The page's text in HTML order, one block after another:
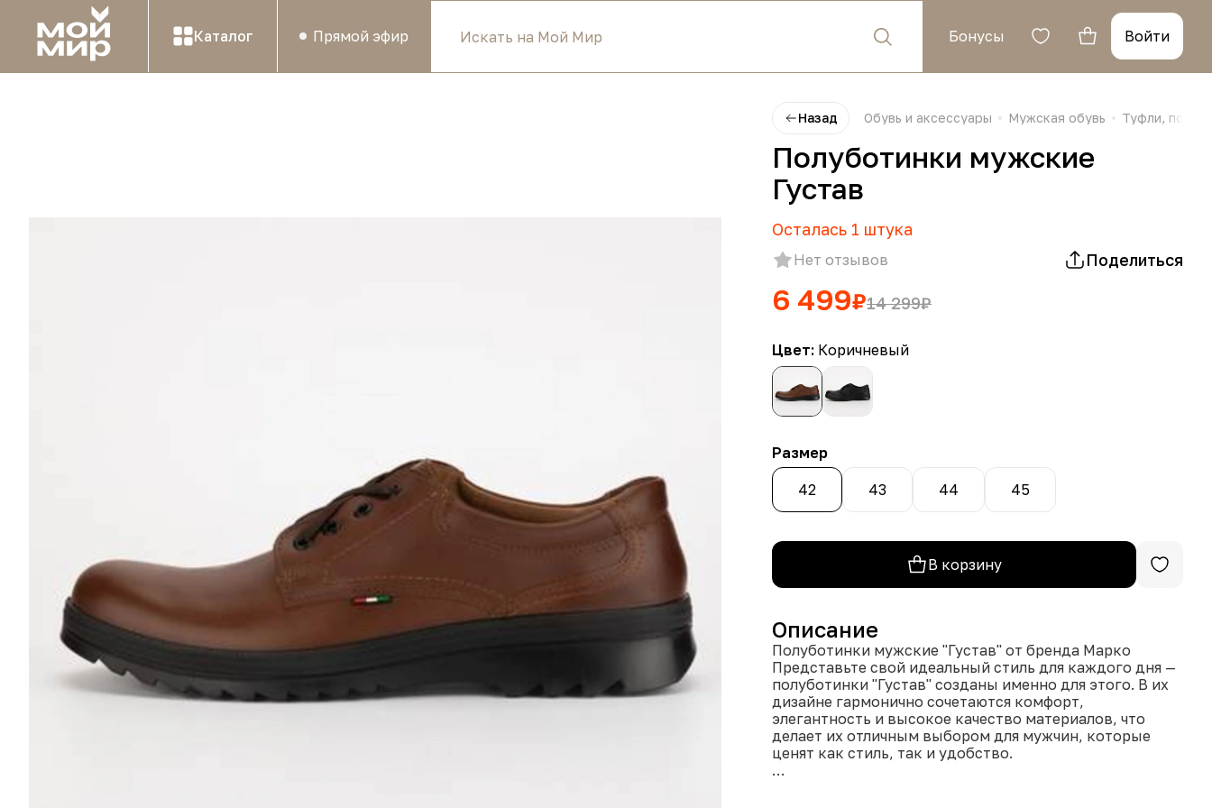
Каталог Прямой эфир Бонусы Войти
Назад Обувь и аксессуары Мужская обувь Туфли,
Полуботинки мужские
Густав
Осталась 1 штука
Нет отзывов Поделиться
6 499₽14 299₽
Цвет: Коричневый
Размер
42 43 44 45
В корзину
Описание
Полуботинки мужские "Густав" от бренда Марко
Представьте свой идеальный стиль для каждого дня —
полуботинки "Густав" созданы именно для этого. В их
дизайне гармонично сочетаются комфорт,
элегантность и высокое качество материалов, что
делает их отличным выбором для мужчин, которые
ценят как стиль, так и удобство.